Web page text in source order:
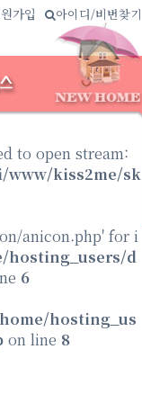
가입 아이디/비번찾기
to open stream:
kiss2me/sk
anicon.php' for i
hosting_users/d
6
hosting_us
on line 8